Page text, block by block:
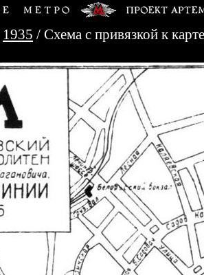
1935 / Схема с привязкой к